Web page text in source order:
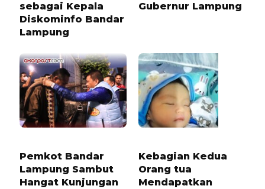
sebagai Kepala
Diskominfo Bandar
Lampung
Gubernur Lampung
Pemkot Bandar
Lampung Sambut
Hangat Kunjungan
Kebagian Kedua
Orang tua
Mendapatkan